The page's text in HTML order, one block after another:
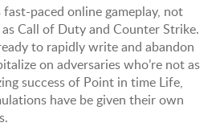
paced online gameplay, not
Call of Duty and Counter Strike.
to rapidly write and abandon
on adversaries who’re not as
success of Point in time Life,
have be given their own